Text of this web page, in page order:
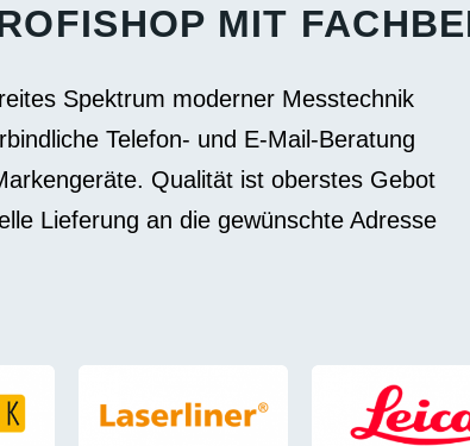
MIT
Spektrum moderner Messtechnik
Telefon- und E-Mail-Beratung
Qualität ist oberstes Gebot
Lieferung an die gewünschte Adresse